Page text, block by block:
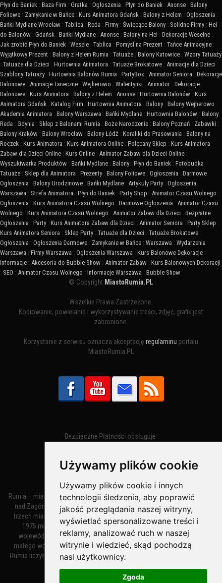
Używamy plików cookie
Używamy plików cookie i innych
technologii śledzenia, aby poprawić
jakość przeglądania naszej witryny,
wyświetlać spersonalizowane treści i
reklamy, analizować ruch w naszej
witrynie i wiedzieć, skąd pochodzą
nasi użytkownicy.
Zgoda
Płyn do Baniek : Baza Firm : Gratka : Ogłoszenia : Płyn do Baniek : Anonse : Balony
Foliowe : Zamykanie w Bańce : Kurs Animatora Gdańsk : Balony z Helem : Ogłoszenia :
Bańki Mydlane Wrocław : Tablica : Reda : Firmy : Świecące Balony : Solidne Firmy : Hel
do Balonów : Gdańsk : Bańki Mydlane : Anonse : Balony na Hel : Dekoracje Weselne :
Jak zrobić Płyn do Baniek : Wesele : Tablica : Pomysł na Prezent : Tańce Animacyjne :
Wyjątkowy Prezent : Balony z Helem Rumia : Tatuaże : Balony Katowice : Wzory Tatuaży
: Tatuaże dla Dzieci : Hurtownia Animatora : Tatuaże Brokatowe : Animacje dla Dzieci :
Szablony Tatuaży : Hurtownia Balonów Rumia : PartyBox : Animator Seniora : Dekoracje
Balonowe : Animacje Taneczne : Wejherowo : Walentynki : Animator : Dekoracje
Balonowe : Kurs Animatora : Balony z Helem : Anonse : Hurtownia Balonów : Kurs
Animatora Gdańsk : Katalog Firm : Hurtownia Animatora : Balony : Balony Wejherowo :
Akademia Animatora : Balony Warszawa : Bańki Mydlane : Hurtownia Balonów : Balony
Reda : Gdynia : Sklep z Balonami Rumia : Boże Narodzenie : Balony Poznań : Zabawki :
Balony Kraków : Balony Wrocław : Balony Łódź : Koraliki do Prasowania : Balony na
Roczek : Kurs Animatora : Kurs Animatora Online : Polecany Sklep : Kurs Animatora
Zabaw dla Dzieci Online : Kurs Online : Animator Zabaw dla Dzieci Online :
Wyszukiwarka Produktów : Bańki Mydlane : Balony : Płyn do Baniek : Fotobudka :
Tatuaże : Sklep dla Animatora : Prezenty : Balony Foliowe : Ogłoszenia : Darmowe
Ogłoszenia : Balony Urodzinowe : Bańki Mydlane : Artykuły Party : Ogłoszenia
Warszawa : Strefa Animatora : Płyn do Baniek : Party Shop : Animator Czasu Wolnego :
Ogłoszenia : Kurs Animatora Czasu Wolnego : Darmowe Ogłoszenia : Animator Czasu
Wolnego : Kurs Animatora Czasu Wolnego : Animator Zabaw dla Dzieci : Bezpłatne
Ogłoszenia : Party : Kurs Animatora Zabaw dla Dzieci : Animator Seniora : Party Sklep :
Kurs Animatora Seniora : Sklep Party : Tatuaże dla Dzieci : Tatuaże Brokatowe :
Ogłoszenia : Ogłoszenia Darmowe : Zamykanie w Bańce : Warszawa : Wydarzenia
Warszawa : Firmy Warszawa : Ogłoszenia Warszawa : Kurs Balonowe Dekoracje :
Informacje : Akcesoria do Bubble Show : Animator Zabaw : Kurs Balonowych Dekoracji
: SEO : Animator Czasu Wolnego : Informacje Warszawa : Bubble Show
© Copyright MiastoRumia.PL
Wszelkie Prawa Zastrzeżone.
Kopiowanie, powielanie i wykorzystywanie treści, zdjęć, grafik jest
zabronione.
Korzystanie z serwisu oznacza akceptację regulaminu portalu
MiastoRumia.PL
Bezpieczne Płatności obsługuje:
Rumia – miasto w województwie pomorskim, w powiecie wejherowskim
nad Zagórską Strugą. Z miastami Wejherowem i Redą tworzy zespół
trzech miast zwany Małym Trójmiastem Kaszubskim. W latach 1945–
1975 miasto administracyjnie należało do tak zwanego dużego
województwa gdańskiego, a w latach 1975–1998 do tak zwanego
małego województwa gdańskiego. Według danych z 1 stycznia 2018
Rumia liczyła 48 632 mieszkańców. Jest największym polskim miastem